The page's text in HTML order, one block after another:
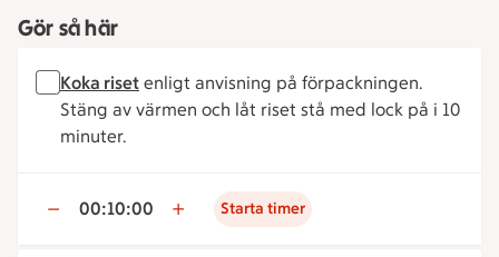
Gör så här
Koka riset enligt anvisning på förpackningen.
Stäng av värmen och låt riset stå med lock på i 10
minuter.
00:10:00 Starta timer